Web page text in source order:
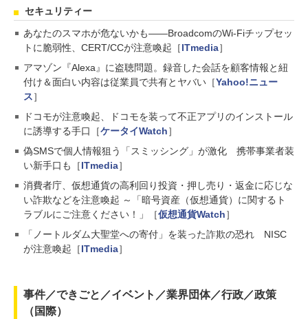
セキュリティー
あなたのスマホが危ないかも――BroadcomのWi-Fiチップセッ
トに脆弱性、CERT/CCが注意喚起［ITmedia］
アマゾン『Alexa』に盗聴問題。録音した会話を顧客情報と紐
付け＆面白い内容は従業員で共有とヤバい［Yahoo!ニュー
ス］
ドコモが注意喚起、ドコモを装って不正アプリのインストール
に誘導する手口［ケータイWatch］
偽SMSで個人情報狙う「スミッシング」が激化 携帯事業者装
い新手口も［ITmedia］
消費者庁、仮想通貨の高利回り投資・押し売り・返金に応じな
い詐欺などを注意喚起 ～「暗号資産（仮想通貨）に関するト
ラブルにご注意ください！」［仮想通貨Watch］
「ノートルダム大聖堂への寄付」を装った詐欺の恐れ NISC
が注意喚起［ITmedia］
事件／できごと／イベント／業界団体／行政／政策
（国際）